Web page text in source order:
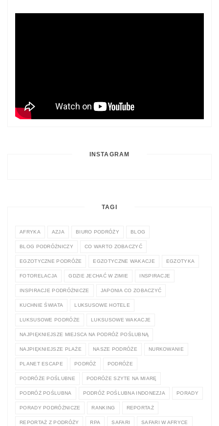
INSTAGRAM
TAGI
AFRYKA AZJA BIURO PODRÓŻY BLOG
BLOG PODRÓŻNICZY CO WARTO ZOBACZYĆ
EGZOTYCZNE PODRÓŻE EGZOTYCZNE WAKACJE EGZOTYKA
FOTORELACJA GDZIE JECHAĆ W ZIMIE INSPIRACJE
INSPIRACJE PODRÓŻNICZE JAPONIA CO ZOBACZYĆ
KUCHNIE ŚWIATA LUKSUSOWE HOTELE
LUKSUSOWE PODRÓŻE LUKSUSOWE WAKACJE
NAJPIĘKNIEJSZE MIEJSCA NA PODRÓŻ POŚLUBNĄ
NAJPIĘKNIEJSZE PLAŻE NASZE PODRÓŻE NURKOWANIE
PLANET ESCAPE PODRÓŻ PODRÓŻE
PODRÓŻE POŚLUBNE PODRÓŻE SZYTE NA MIARĘ
PODRÓŻ POŚLUBNA PODRÓŻ POŚLUBNA INDONEZJA PORADY
PORADY PODRÓŻNICZE RANKING REPORTAŻ
REPORTAŻ Z PODRÓŻY RPA SAFARI SAFARI W AFRYCE